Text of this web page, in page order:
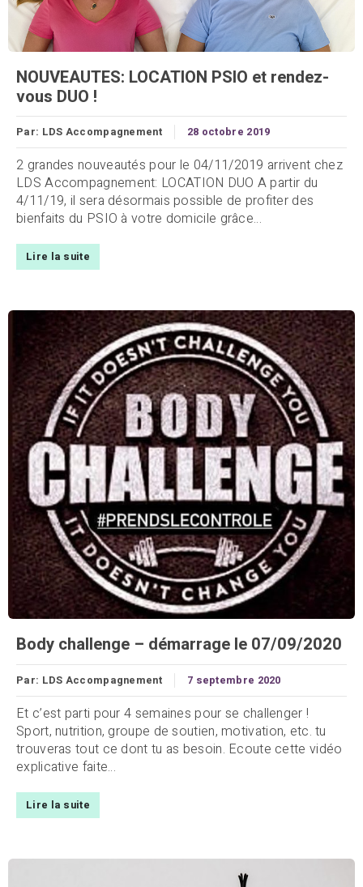
NOUVEAUTES: LOCATION PSIO et rendez-
vous DUO !
Par: LDS Accompagnement 28 octobre 2019
2 grandes nouveautés pour le 04/11/2019 arrivent chez
LDS Accompagnement: LOCATION DUO A partir du
4/11/19, il sera désormais possible de profiter des
bienfaits du PSIO à votre domicile grâce...
Lire la suite
Body challenge – démarrage le 07/09/2020
Par: LDS Accompagnement 7 septembre 2020
Et c’est parti pour 4 semaines pour se challenger !
Sport, nutrition, groupe de soutien, motivation, etc. tu
trouveras tout ce dont tu as besoin. Ecoute cette vidéo
explicative faite...
Lire la suite